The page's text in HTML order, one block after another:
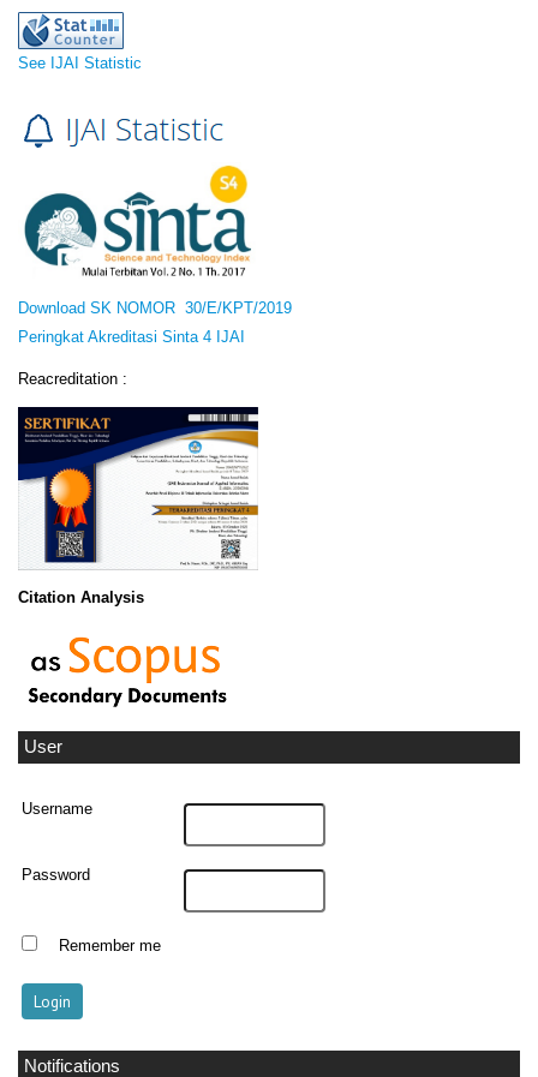
See IJAI Statistic
Download SK NOMOR 30/E/KPT/2019
Peringkat Akreditasi Sinta 4 IJAI
Reacreditation :
Citation Analysis
User
Username
Password
Remember me
Notifications